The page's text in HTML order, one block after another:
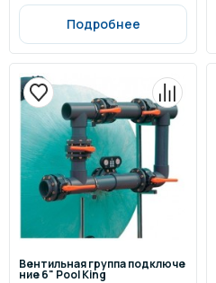
Подробнее
Вентильная группа подключе
ние 6" Pool King